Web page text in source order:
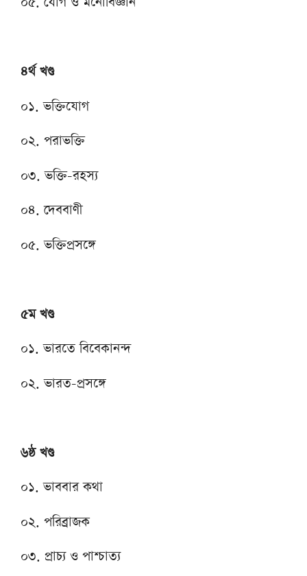
৪র্থ খণ্ড
০১. ভক্তিযোগ
০২. পরাভক্তি
০৩. ভক্তি-রহস্য
০৪. দেববাণী
০৫. ভক্তিপ্রসঙ্গে
৫ম খণ্ড
০১. ভারতে বিবেকানন্দ
০২. ভারত-প্রসঙ্গে
৬ষ্ঠ খণ্ড
০১. ভাববার কথা
০২. পরিব্রাজক
০৩. প্রাচ্য ও পাশ্চাত্য